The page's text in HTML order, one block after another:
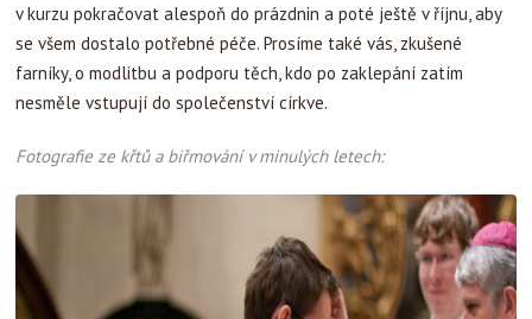
v kurzu pokračovat alespoň do prázdnin a poté ještě v říjnu, aby
se všem dostalo potřebné péče. Prosíme také vás, zkušené
farníky, o modlitbu a podporu těch, kdo po zaklepání zatím
nesměle vstupují do společenství církve.
Fotografie ze křtů a biřmování v minulých letech: